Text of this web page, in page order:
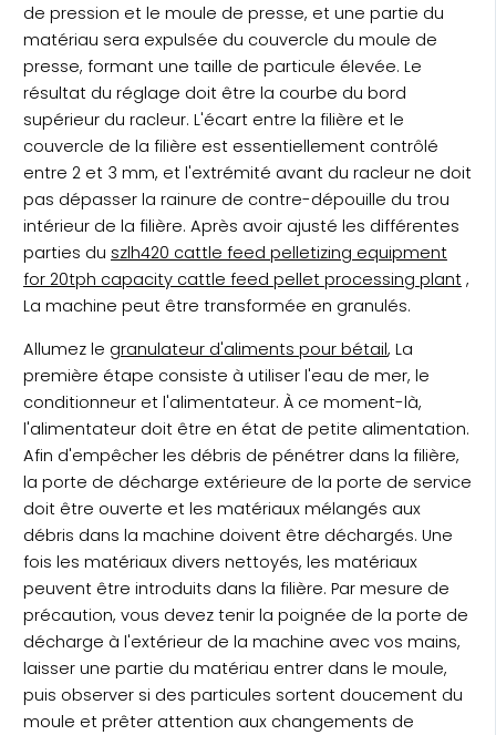
de pression et le moule de presse, et une partie du
matériau sera expulsée du couvercle du moule de
presse, formant une taille de particule élevée. Le
résultat du réglage doit être la courbe du bord
supérieur du racleur. L'écart entre la filière et le
couvercle de la filière est essentiellement contrôlé
entre 2 et 3 mm, et l'extrémité avant du racleur ne doit
pas dépasser la rainure de contre-dépouille du trou
intérieur de la filière. Après avoir ajusté les différentes
parties du szlh420 cattle feed pelletizing equipment
for 20tph capacity cattle feed pellet processing plant ,
La machine peut être transformée en granulés.
Allumez le granulateur d'aliments pour bétail, La
première étape consiste à utiliser l'eau de mer, le
conditionneur et l'alimentateur. À ce moment-là,
l'alimentateur doit être en état de petite alimentation.
Afin d'empêcher les débris de pénétrer dans la filière,
la porte de décharge extérieure de la porte de service
doit être ouverte et les matériaux mélangés aux
débris dans la machine doivent être déchargés. Une
fois les matériaux divers nettoyés, les matériaux
peuvent être introduits dans la filière. Par mesure de
précaution, vous devez tenir la poignée de la porte de
décharge à l'extérieur de la machine avec vos mains,
laisser une partie du matériau entrer dans le moule,
puis observer si des particules sortent doucement du
moule et prêter attention aux changements de